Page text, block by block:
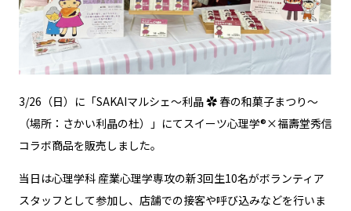
3/26（日）に「SAKAIマルシェ～利晶 ✿ 春の和菓子まつり～
（場所：さかい利晶の杜）」にてスイーツ心理学®×福壽堂秀信
コラボ商品を販売しました。
当日は心理学科 産業心理学専攻の新3回生10名がボランティア
スタッフとして参加し、店舗での接客や呼び込みなどを行いま